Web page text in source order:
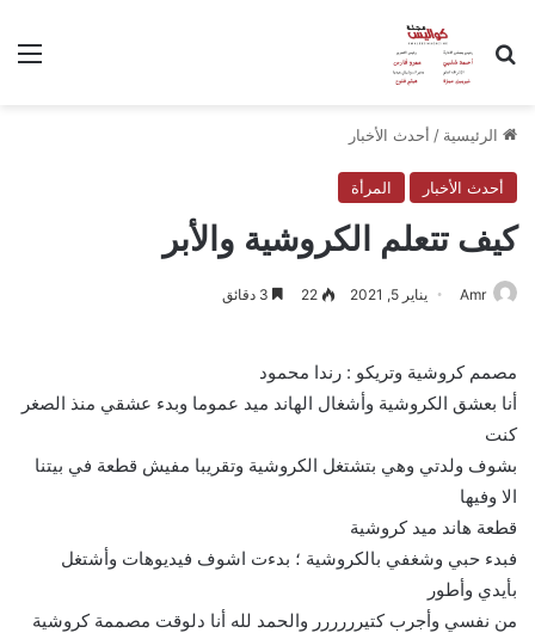
بحث عن
الرئيسية / أحدث الأخبار
أحدث الأخبار المرأة
كيف تتعلم الكروشية والأبر
Amr يناير 5, 2021 22
مصمم كروشية وتريكو : رندا محمود
أنا بعشق الكروشية وأشغال الهاند ميد عموما وبدء عشقي منذ الصغر
كنت
بشوف ولدتي وهي بتشتغل الكروشية وتقريبا مفيش قطعة في بيتنا
الا وفيها
قطعة هاند ميد كروشية
فبدء حبي وشغفي بالكروشية ؛ بدءت اشوف فيديوهات وأشتغل
بأيدي وأطور
من نفسي وأجرب كتيرررررر والحمد لله أنا دلوقت مصممة كروشية